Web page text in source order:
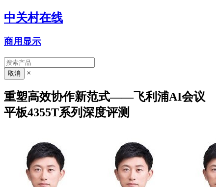
中关村在线
商用显示
×
重塑高效协作新范式——飞利浦AI会议
平板4355T系列深度评测